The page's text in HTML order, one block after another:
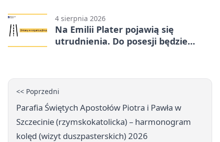
4 sierpnia 2026
Na Emilii Plater pojawią się
utrudnienia. Do posesji będzie
<< Poprzedni
Parafia Świętych Apostołów Piotra i Pawła w
Szczecinie (rzymskokatolicka) – harmonogram
kolęd (wizyt duszpasterskich) 2026